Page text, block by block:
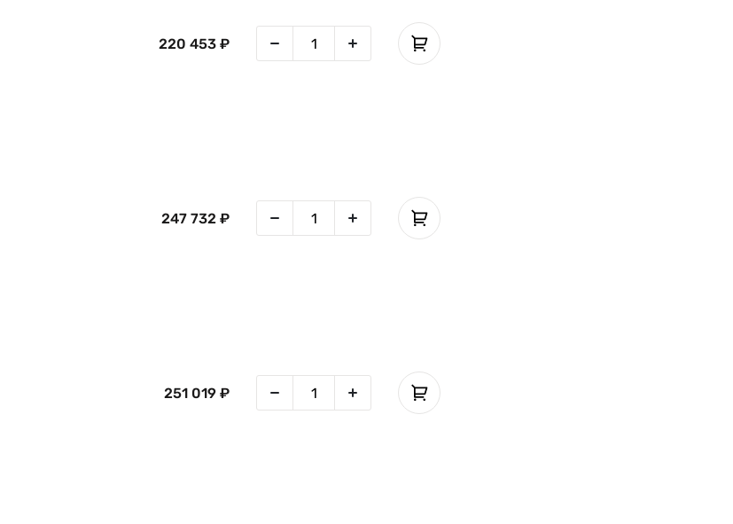
220 453 ₽
247 732 ₽
251 019 ₽